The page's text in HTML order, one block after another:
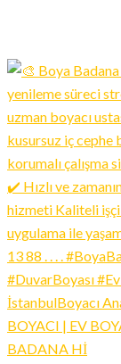
BOYACI | EV
BADANA Hİ